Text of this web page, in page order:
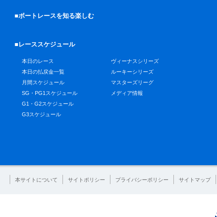
■ボートレースを知る楽しむ
■レーススケジュール
本日のレース
本日の払戻金一覧
月間スケジュール
SG・PG1スケジュール
G1・G2スケジュール
G3スケジュール
ヴィーナスシリーズ
ルーキーシリーズ
マスターズリーグ
メディア情報
本サイトについて サイトポリシー プライバシーポリシー サイトマップ